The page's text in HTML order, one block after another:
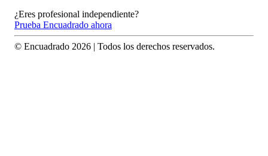
¿Eres profesional independiente?
Prueba Encuadrado ahora
© Encuadrado 2026 | Todos los derechos reservados.